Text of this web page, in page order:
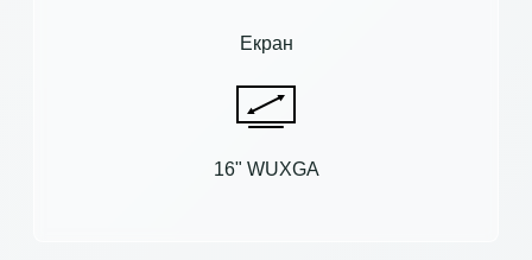
Екран
16" WUXGA